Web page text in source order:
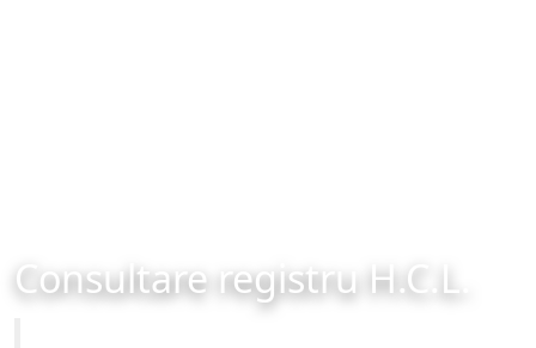
Consultare registru H.C.L.